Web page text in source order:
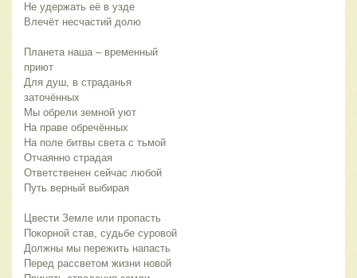
Не удержать её в узде
Влечёт несчастий долю
Планета наша – временный
приют
Для душ, в страданья
заточённых
Мы обрели земной уют
На праве обречённых
На поле битвы света с тьмой
Отчаянно страдая
Ответственен сейчас любой
Путь верный выбирая
Цвести Земле или пропасть
Покорной став, судьбе суровой
Должны мы пережить напасть
Перед рассветом жизни новой